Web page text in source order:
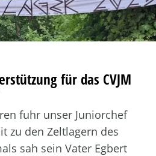
für das CVJM
fuhr unser Juniorchef
zu den Zeltlagern des
sah sein Vater Egbert